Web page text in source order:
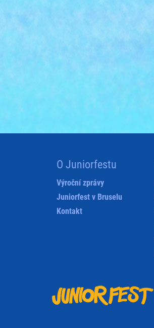
O Juniorfestu
Výroční zprávy
Juniorfest v Bruselu
Kontakt